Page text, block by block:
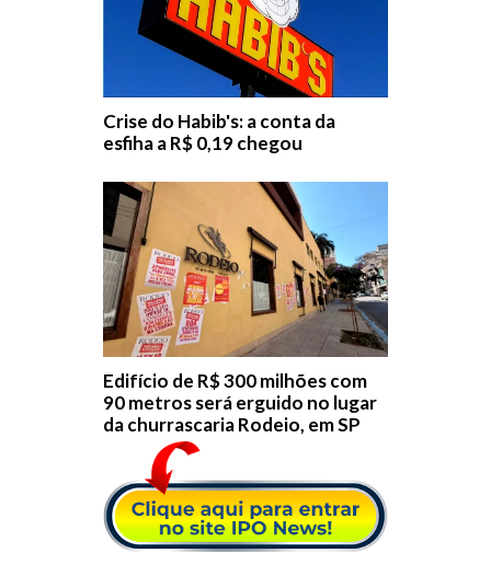
Crise do Habib's: a conta da
esfiha a R$ 0,19 chegou
Edifício de R$ 300 milhões com
90 metros será erguido no lugar
da churrascaria Rodeio, em SP